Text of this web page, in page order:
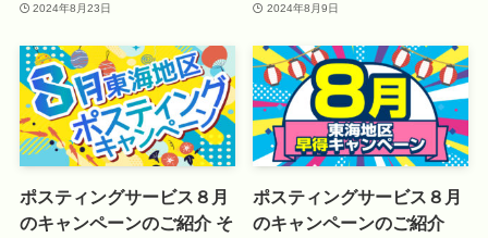
2024年8月23日 2024年8月9日
ポスティングサービス８月
のキャンペーンのご紹介 そ
ポスティングサービス８月
のキャンペーンのご紹介